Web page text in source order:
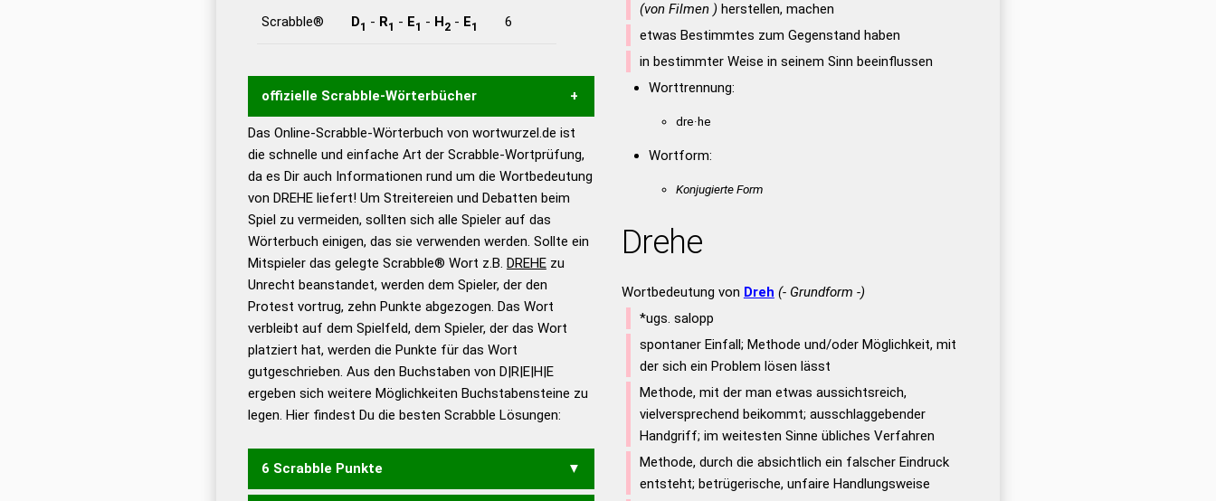
Scrabble® D1 - R1 - E1 - H2- E1 6
offizielle Scrabble-Wörterbücher
Wortwurzel liefert mit Hilfe eines semantischen
Wortanalyse-Algorithmus gute Anhaltspunkte zu
Wortbedeutung, Worttrennung und Wortform, um die
Gültigkeit eines Wortes für das Scrabble-Spiel zu
bestimmen! zugelassene Turnier Scrabble-
Wörterbücher sind:
Duden – Standardwerk in 12
Bänden
Duden – Richtiges und gutes
Deutsch
Duden – Die deutsche Grammatik
Duden – Deutsches
Universalwörterbuch
Das Online-Scrabble-Wörterbuch von wortwurzel.de ist
die schnelle und einfache Art der Scrabble-Wortprüfung,
da es Dir auch Informationen rund um die Wortbedeutung
von DREHE liefert! Um Streitereien und Debatten beim
Spiel zu vermeiden, sollten sich alle Spieler auf das
Wörterbuch einigen, das sie verwenden werden. Sollte ein
Mitspieler das gelegte Scrabble® Wort z.B. DREHEzu
Unrecht beanstandet, werden dem Spieler, der den
Protest vortrug, zehn Punkte abgezogen. Das Wort
verbleibt auf dem Spielfeld, dem Spieler, der das Wort
platziert hat, werden die Punkte für das Wort
gutgeschrieben. Aus den Buchstaben von D|R|E|H|E
ergeben sich weitere Möglichkeiten Buchstabensteine zu
legen. Hier findest Du die besten Scrabble Lösungen:
6 Scrabble Punkte
(von Filmen ) herstellen, machen
etwas Bestimmtes zum Gegenstand haben
in bestimmter Weise in seinem Sinn beeinflussen
Worttrennung:
dre·he
Wortform:
Konjugierte Form
Drehe
Wortbedeutung von Dreh (- Grundform -)
*ugs. salopp
spontaner Einfall; Methode und/oder Möglichkeit, mit
der sich ein Problem lösen lässt
Methode, mit der man etwas aussichtsreich,
vielversprechend beikommt; ausschlaggebender
Handgriff; im weitesten Sinne übliches Verfahren
Methode, durch die absichtlich ein falscher Eindruck
entsteht; betrügerische, unfaire Handlungsweise